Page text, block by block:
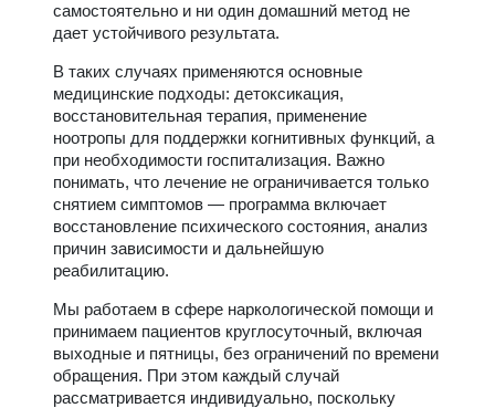
самостоятельно и ни один домашний метод не
дает устойчивого результата.
В таких случаях применяются основные
медицинские подходы: детоксикация,
восстановительная терапия, применение
ноотропы для поддержки когнитивных функций, а
при необходимости госпитализация. Важно
понимать, что лечение не ограничивается только
снятием симптомов — программа включает
восстановление психического состояния, анализ
причин зависимости и дальнейшую
реабилитацию.
Мы работаем в сфере наркологической помощи и
принимаем пациентов круглосуточный, включая
выходные и пятницы, без ограничений по времени
обращения. При этом каждый случай
рассматривается индивидуально, поскольку